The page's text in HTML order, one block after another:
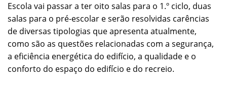
Escola vai passar a ter oito salas para o 1.º ciclo, duas
salas para o pré-escolar e serão resolvidas carências
de diversas tipologias que apresenta atualmente,
como são as questões relacionadas com a segurança,
a eficiência energética do edifício, a qualidade e o
conforto do espaço do edifício e do recreio.